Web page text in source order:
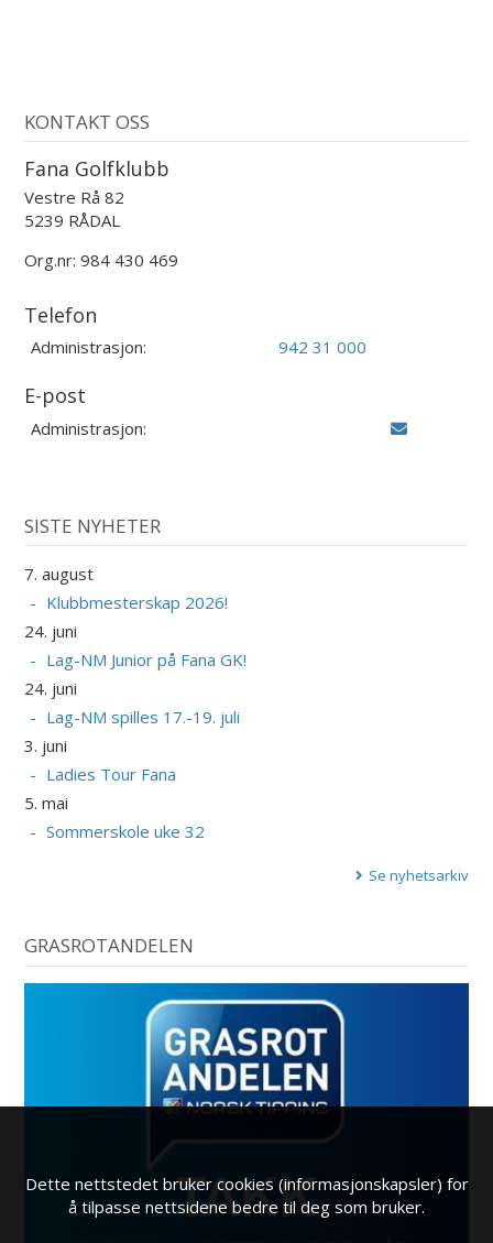
KONTAKT OSS
Fana Golfklubb
Vestre Rå 82
5239 RÅDAL
Org.nr: 984 430 469
Telefon
Administrasjon: 942 31 000
E-post
Administrasjon:
SISTE NYHETER
7. august
Klubbmesterskap 2026!
24. juni
Lag-NM Junior på Fana GK!
24. juni
Lag-NM spilles 17.-19. juli
3. juni
Ladies Tour Fana
5. mai
Sommerskole uke 32
Se nyhetsarkiv
GRASROTANDELEN
Dette nettstedet bruker cookies (informasjonskapsler) for
å tilpasse nettsidene bedre til deg som bruker.